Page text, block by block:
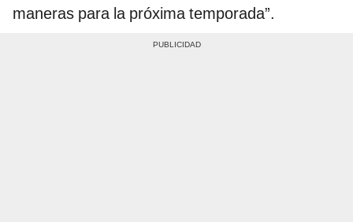
maneras para la próxima temporada”.